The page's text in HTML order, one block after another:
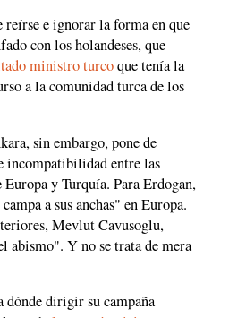
e ignorar la forma en que
con los holandeses, que
ministro turcoque tenía la
a la comunidad turca de los
sin embargo, pone de
incompatibilidad entre las
y Turquía. Para Erdogan,
a sus anchas" en Europa.
Mevlut Cavusoglu,
abismo". Y no se trata de mera
dónde dirigir su campaña